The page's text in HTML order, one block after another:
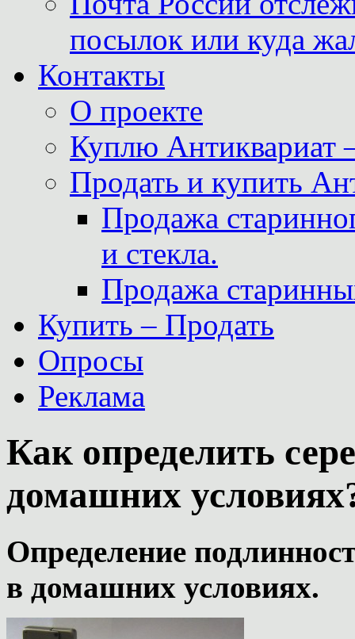
посылок или куда
Контакты
О проекте
Куплю Антиквариат
Продать и купить
Продажа
и стекла.
Продажа
Купить – Продать
Опросы
Реклама
Как определить
домашних
Определение
в домашних условиях.